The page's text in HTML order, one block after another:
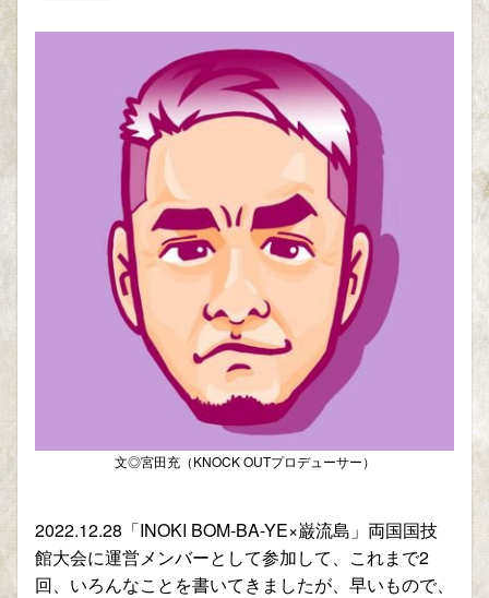
文◎宮田充（KNOCK OUTプロデューサー）
2022.12.28 「INOKI BOM-BA-YE×巌流島」両国国技
館大会に運営メンバーとして参加して、これまで2
回、いろんなことを書いてきましたが、早いもので、